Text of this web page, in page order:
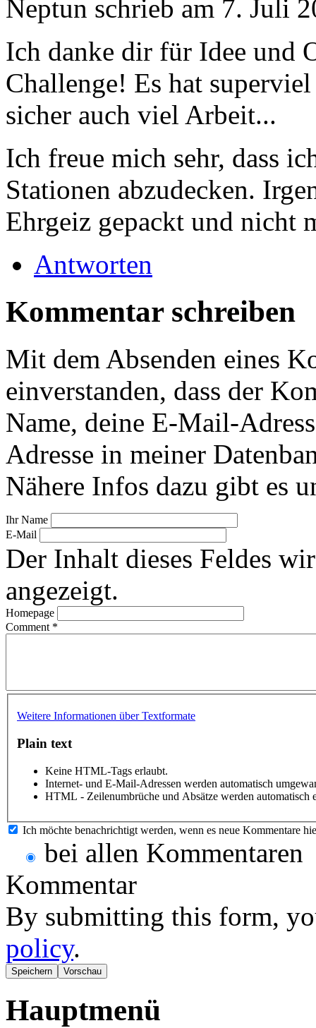
Neptun schrieb am 7. Juli
Ich danke dir für Idee und
Challenge! Es hat
sicher auch viel Arbeit...
Ich freue mich sehr, dass
Stationen abzudecken.
Ehrgeiz gepackt und nicht
Antworten
Kommentar schreiben
Mit dem Absenden eines
einverstanden, dass der
Name, deine E-Mail-
Adresse in meiner
Nähere Infos dazu gibt es
Ihr Name
E-Mail
Der Inhalt dieses Feldes
angezeigt.
Homepage
Comment *
Weitere Informationen über Textformate
Plain text
Keine HTML-Tags erlaubt.
Internet- und E-Mail-Adressen werden automatisch
HTML - Zeilenumbrüche und Absätze werden automatisch
Ich möchte benachrichtigt werden, wenn es neue Kommentare
bei allen Kommentaren
Kommentar
By submitting this form,
policy.
Hauptmenü